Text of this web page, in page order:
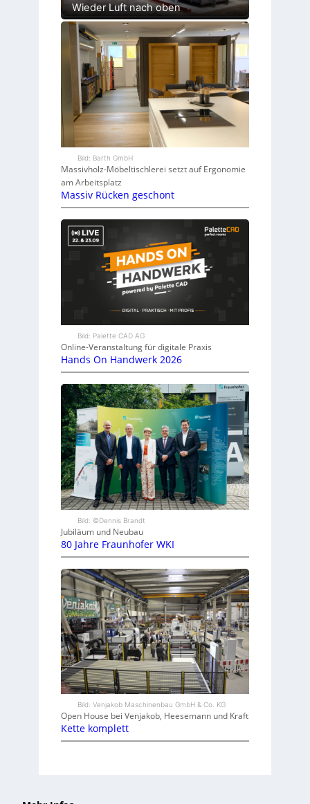
Wieder Luft nach oben
Bild: Barth GmbH
Massivholz-Möbeltischlerei setzt auf Ergonomie
am Arbeitsplatz
Massiv Rücken geschont
Bild: Palette CAD AG
Online-Veranstaltung für digitale Praxis
Hands On Handwerk 2026
Bild: ©Dennis Brandt
Jubiläum und Neubau
80 Jahre Fraunhofer WKI
Bild: Venjakob Maschinenbau GmbH & Co. KG
Open House bei Venjakob, Heesemann und Kraft
Kette komplett